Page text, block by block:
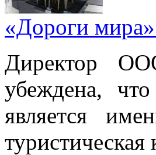
«Дороги
Директор
убеждена,
является
туристическая